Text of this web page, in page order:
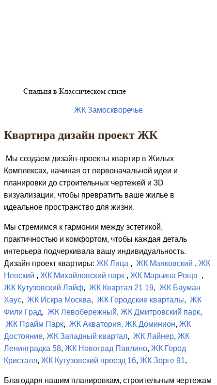
Спальня в Классическом стиле
ЖК Замоскворечье
Квартира дизайн проект ЖК
Мы создаем дизайн-проекты квартир в Жилых
Комплексах, начиная от первоначальной идеи и
планировки до строительных чертежей и 3D
визуализации, чтобы превратить ваше жилье в
идеальное пространство для жизни.
Мы стремимся к гармонии между эстетикой,
практичностью и комфортом, чтобы каждая деталь
интерьера подчеркивала вашу индивидуальность.
Дизайн проект квартиры: ЖК Лица , ЖК Маяковский , ЖК
Невский , ЖК Михайловский парк , ЖК Марьина Роща ,
ЖК Кутузовский Лайф, ЖК Квартал 21 19, ЖК Бауман
Хаус, ЖК Искра Москва, ЖК Городские кварталы, ЖК
Фили Град, ЖК Левобережный, ЖК Дмитровский парк,
ЖК Прайм Парк, ЖК Акватория, ЖК Доминион, ЖК
Достояние, ЖК Западный квартал, ЖК Лайнер, ЖК
Ленинградка 58, ЖК Новоград Павлино, ЖК Город
Кристалл, ЖК Кутузовский проезд 16, ЖК Зорге 91,
Благодаря нашим планировкам, строительным чертежам